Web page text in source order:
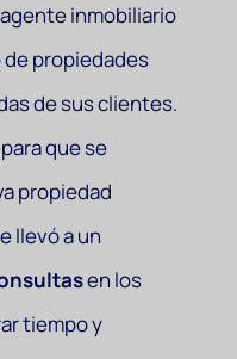
inmobiliario
propiedades
de sus clientes.
que se
propiedad
llevó a un
en los
tiempo y